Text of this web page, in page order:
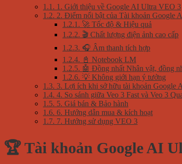
1.1. 1. Giới thiệu về Google AI Ultra VEO 3
1.2. 2. Điểm nổi bật của Tài khoản Google
1.2.1. 🚀 Tốc độ & Hiệu quả
1.2.2. 🎬 Chất lượng điện ảnh cao cấp
1.2.3. 🎧 Âm thanh tích hợp
1.2.4. 📓 Notebook LM
1.2.5. 🤖 Đồng nhất Nhân vật, đồng
1.2.6. 💡 Không giới hạn ý tưởng
1.3. 3. Lợi ích khi sở hữu tài khoản Google
1.4. 4. So sánh giữa Veo 3 Fast và Veo 3
1.5. 5. Giá bán & Bảo hành
1.6. 6. Hướng dẫn mua & kích hoạt
1.7. 7. Hướng sử dụng VEO 3
🏆 Tài khoản Google AI